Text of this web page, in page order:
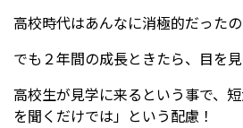
高校時代はあんなに消極的だった
でも２年間の成長ときたら、目を見
高校生が見学に来るという事で、
を聞くだけでは」という配慮！